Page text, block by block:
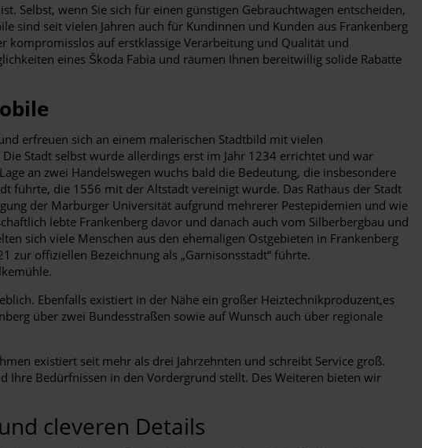
Selbst, wenn Sie sich für einen günstigen Gebrauchtwagen entscheiden,
sind seit vielen Jahren auch für Kundinnen und Kunden aus Frankenberg
kompromisslos auf erstklassige Verarbeitung und Qualität und
eines Škoda Fabia und räumen Ihnen bereitwillig solide Rabatte
erfreuen sich an einem malerischen Stadtbild mit vielen
Stadt selbst wurde allerdings erst im Jahr 1234 errichtet und war
an zwei Handelswegen wuchs bald die Bedeutung, die insbesondere
führte, die 1556 mit der Altstadt vereinigt wurde. Das Rathaus der Stadt
der Marburger Universität aufgrund mehrerer Pestepidemien und wie
lebte Frankenberg davor und danach auch vom Silberbergbau und
sich viele Menschen aus den ehemaligen Ostgebieten in Frankenberg
zur offiziellen Bezeichnung als „Garnisonsstadt“ führte.
Ebenfalls existiert in der Nähe ein großer Heiztechnikproduzent,es
über zwei Bundesstraßen sowie auf Wunsch auch über regionale
existiert seit mehr als drei Jahrzehnten und schreibt Service groß.
Ihre Bedürfnissen in den Vordergrund stellt. Des Weiteren bieten wir
cleveren Details